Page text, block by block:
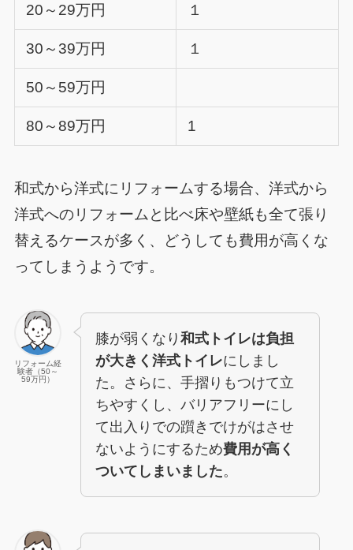
20～29万円 １
30～39万円 １
50～59万円
80～89万円 1
和式から洋式にリフォームする場合、洋式から
洋式へのリフォームと比べ床や壁紙も全て張り
替えるケースが多く、どうしても費用が高くな
ってしまうようです。
リフォーム経
験者（50～
59万円）
膝が弱くなり 和式トイレは負担
が大きく洋式トイレにしまし
た。さらに、手摺りもつけて立
ちやすくし、バリアフリーにし
て出入りでの躓きでけがはさせ
ないようにするため費用が高く
ついてしまいました。